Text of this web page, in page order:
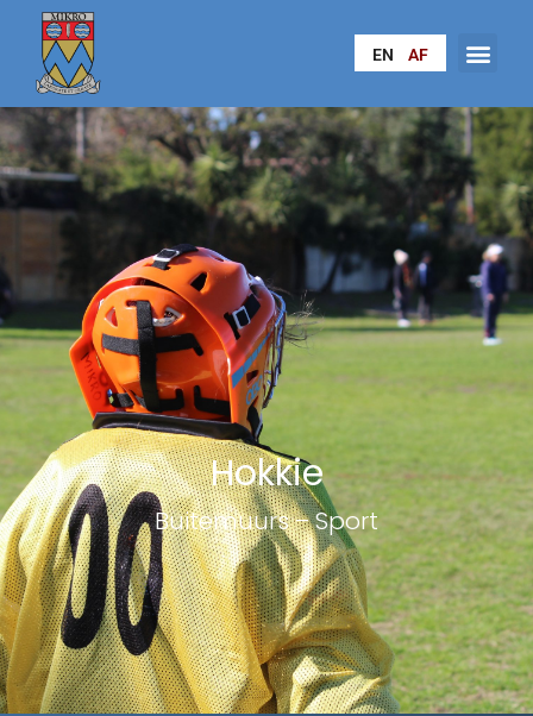
EN AF
Hokkie
Buitemuurs – Sport